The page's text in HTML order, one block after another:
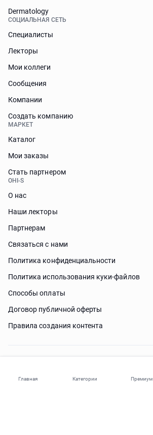
Главная Категории Премиум
Dermatology
СОЦИАЛЬНАЯ СЕТЬ
Специалисты
Лекторы
Мои коллеги
Сообщения
Компании
Создать компанию
МАРКЕТ
Каталог
Мои заказы
Стать партнером
OHI-S
О нас
Наши лекторы
Партнерам
Связаться с нами
Политика конфиденциальности
Политика использования куки-файлов
Способы оплаты
Договор публичной оферты
Правила создания контента
Нужна помощь?